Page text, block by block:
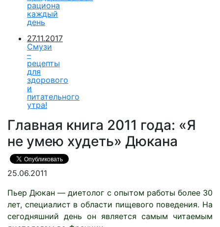
рациона
каждый
день
27.11.2017
Смузи
–
рецепты
для
здорового
и
питательного
утра!
Главная книга 2011 года: «Я
не умею худеть» Дюкана
25.06.2011
Пьер Дюкан — диетолог с опытом работы более 30
лет, специалист в области пищевого поведения. На
сегодняшний день он является самым читаемым